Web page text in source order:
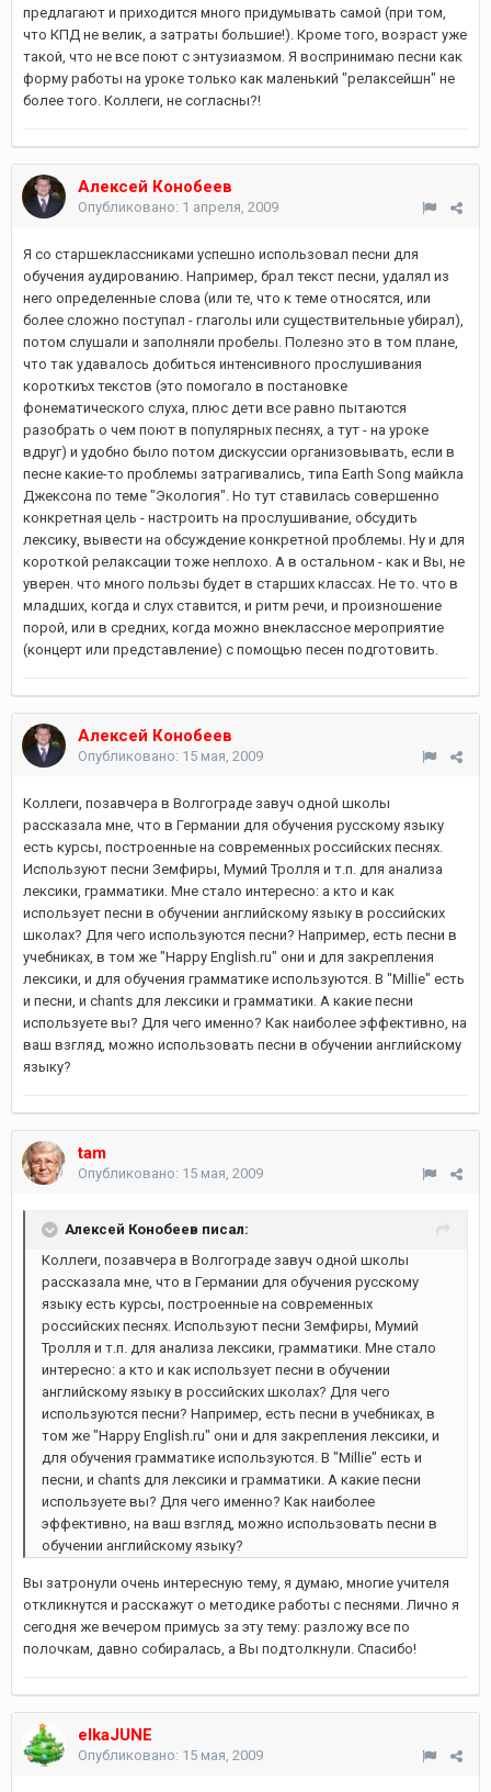
предлагают и приходится много придумывать самой (при том,
что КПД не велик, а затраты большие!). Кроме того, возраст уже
такой, что не все поют с энтузиазмом. Я воспринимаю песни как
форму работы на уроке только как маленький "релаксейшн" не
более того. Коллеги, не согласны?!
Алексей Конобеев
Опубликовано: 1 апреля, 2009
Я со старшеклассниками успешно использовал песни для
обучения аудированию. Например, брал текст песни, удалял из
него определенные слова (или те, что к теме относятся, или
более сложно поступал - глаголы или существительные убирал),
потом слушали и заполняли пробелы. Полезно это в том плане,
что так удавалось добиться интенсивного прослушивания
короткиъх текстов (это помогало в постановке
фонематического слуха, плюс дети все равно пытаются
разобрать о чем поют в популярных песнях, а тут - на уроке
вдруг) и удобно было потом дискуссии организовывать, если в
песне какие-то проблемы затрагивались, типа Earth Song майкла
Джексона по теме "Экология". Но тут ставилась совершенно
конкретная цель - настроить на прослушивание, обсудить
лексику, вывести на обсуждение конкретной проблемы. Ну и для
короткой релаксации тоже неплохо. А в остальном - как и Вы, не
уверен. что много пользы будет в старших классах. Не то. что в
младших, когда и слух ставится, и ритм речи, и произношение
порой, или в средних, когда можно внеклассное мероприятие
(концерт или представление) с помощью песен подготовить.
Алексей Конобеев
Опубликовано: 15 мая, 2009
Коллеги, позавчера в Волгограде завуч одной школы
рассказала мне, что в Германии для обучения русскому языку
есть курсы, построенные на современных российских песнях.
Используют песни Земфиры, Мумий Тролля и т.п. для анализа
лексики, грамматики. Мне стало интересно: а кто и как
использует песни в обучении английскому языку в российских
школах? Для чего используются песни? Например, есть песни в
учебниках, в том же "Happy English.ru" они и для закрепления
лексики, и для обучения грамматике используются. В "Millie" есть
и песни, и chants для лексики и грамматики. А какие песни
используете вы? Для чего именно? Как наиболее эффективно, на
ваш взгляд, можно использовать песни в обучении английскому
языку?
tam
Опубликовано: 15 мая, 2009
Алексей Конобеев писал:
Коллеги, позавчера в Волгограде завуч одной школы
рассказала мне, что в Германии для обучения русскому
языку есть курсы, построенные на современных
российских песнях. Используют песни Земфиры, Мумий
Тролля и т.п. для анализа лексики, грамматики. Мне стало
интересно: а кто и как использует песни в обучении
английскому языку в российских школах? Для чего
используются песни? Например, есть песни в учебниках, в
том же "Happy English.ru" они и для закрепления лексики, и
для обучения грамматике используются. В "Millie" есть и
песни, и chants для лексики и грамматики. А какие песни
используете вы? Для чего именно? Как наиболее
эффективно, на ваш взгляд, можно использовать песни в
обучении английскому языку?
Вы затронули очень интересную тему, я думаю, многие учителя
откликнутся и расскажут о методике работы с песнями. Лично я
сегодня же вечером примусь за эту тему: разложу все по
полочкам, давно собиралась, а Вы подтолкнули. Спасибо!
elkaJUNE
Опубликовано: 15 мая, 2009